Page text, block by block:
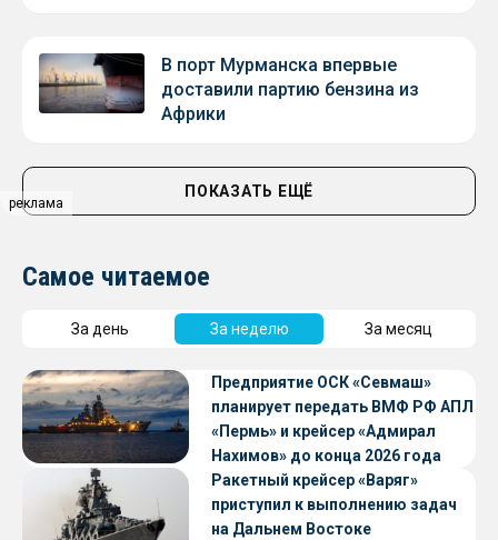
реклама
В порт Мурманска впервые
доставили партию бензина из
Африки
ПОКАЗАТЬ ЕЩЁ
Самое читаемое
За день За неделю За месяц
Предприятие ОСК «Севмаш»
планирует передать ВМФ РФ АПЛ
«Пермь» и крейсер «Адмирал
Нахимов» до конца 2026 года
Ракетный крейсер «Варяг»
приступил к выполнению задач
на Дальнем Востоке